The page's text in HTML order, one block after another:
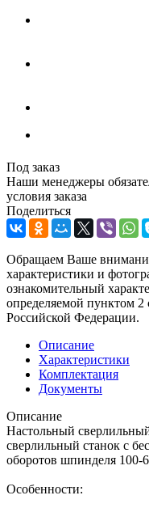
Под заказ
Наши менеджеры
условия заказа
Поделиться
Обращаем Ваше
характеристики и
ознакомительный
определяемой пунктом 2
Российской Федерации.
Описание
Характеристики
Комплектация
Документы
Описание
Настольный
сверлильный станок с
оборотов шпинделя 100-
Особенности: